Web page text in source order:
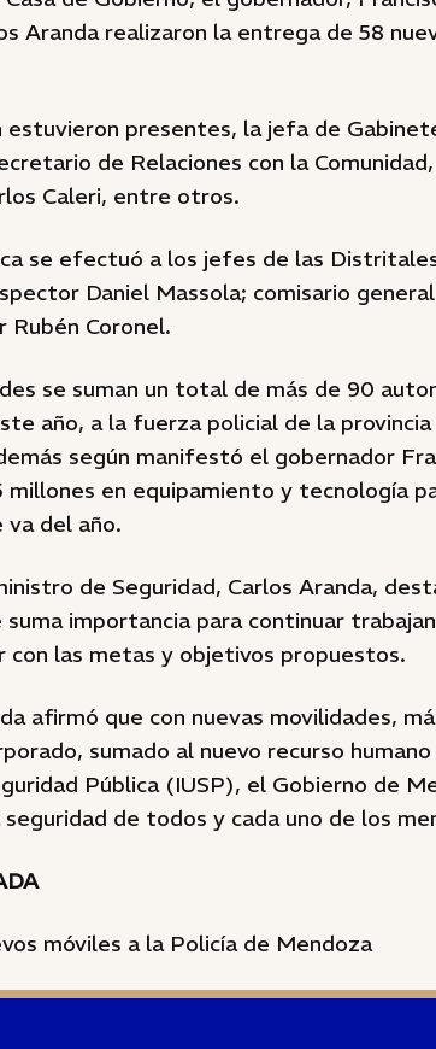
Aranda realizaron la entrega de 58
presentes, la jefa de
de Relaciones con la
Caleri, entre otros.
se efectuó a los jefes de las
Daniel Massola; comisario
Rubén Coronel.
se suman un total de más de 90
año, a la fuerza policial de la
según manifestó el gobernador
en equipamiento y tecnología
va del año.
de Seguridad, Carlos Aranda,
suma importancia para continuar
con las metas y objetivos propuestos.
afirmó que con nuevas movilidades,
sumado al nuevo recurso
Pública (IUSP), el Gobierno de
de todos y cada uno de los
móviles a la Policía de Mendoza